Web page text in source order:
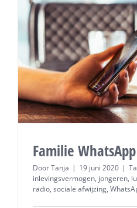
Familie
DoorTanja | 19 juni 2020 |
inlevingsvermogen, jongeren,
radio, sociale afwijzing,